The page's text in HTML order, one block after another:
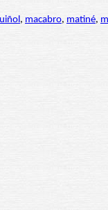
, macabro, matiné,